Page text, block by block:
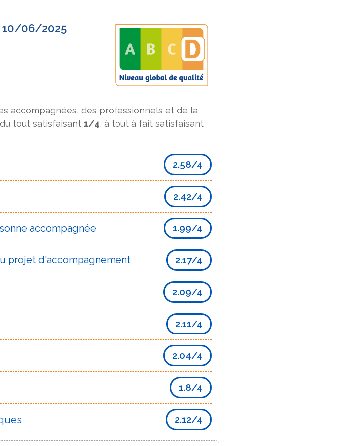
10/06/2025
accompagnées, des professionnels et de la
tout satisfaisant 1/4, à tout à fait satisfaisant
2.58/4
2.42/4
accompagnée 1.99/4
projet d'accompagnement 2.17/4
2.09/4
2.11/4
2.04/4
1.8/4
2.12/4